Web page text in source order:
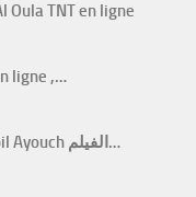
Oula TNT en ligne
ligne ,…
Zin Li Fik Le film Marocain de Nabil Ayouch الفيلم…